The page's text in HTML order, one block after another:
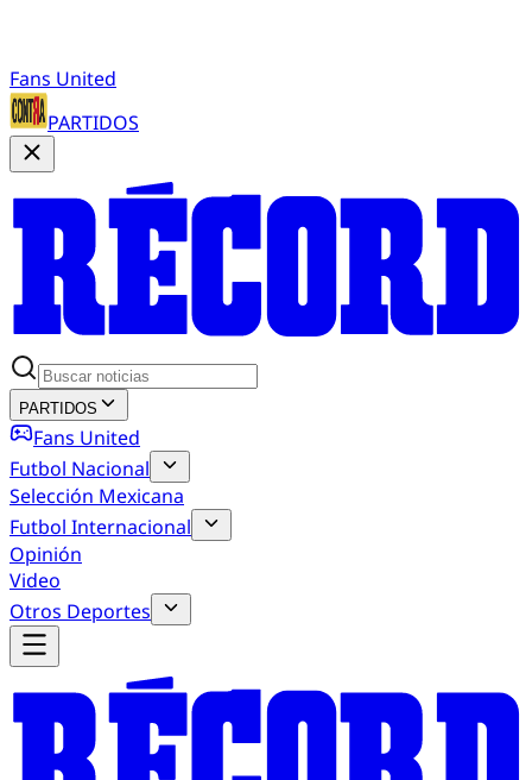
Fans United
PARTIDOS
PARTIDOS
Fans United
Futbol Nacional
Selección Mexicana
Futbol Internacional
Opinión
Video
Otros Deportes